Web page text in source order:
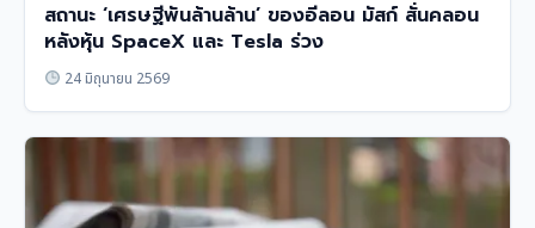
สถานะ ‘เศรษฐีพันล้านล้าน’ ของอีลอน มัสก์ สั่นคลอน
หลังหุ้น SpaceX และ Tesla ร่วง
24 มิถุนายน 2569